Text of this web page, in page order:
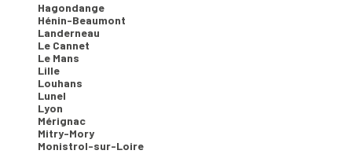
Hagondange
Hénin-Beaumont
Landerneau
Le Cannet
Le Mans
Lille
Louhans
Lunel
Lyon
Mérignac
Mitry-Mory
Monistrol-sur-Loire